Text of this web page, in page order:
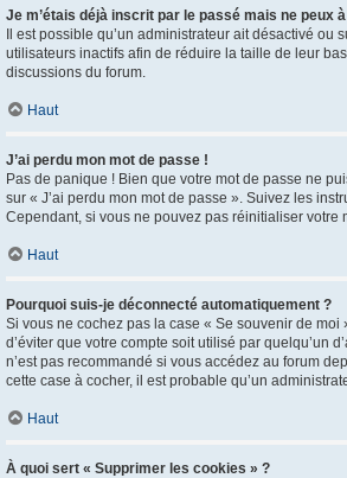
Je m’étais déjà inscrit par le passé mais ne peux
Il est possible qu’un administrateur ait désactivé
utilisateurs inactifs afin de réduire la taille de leur
discussions du forum.
Haut
J’ai perdu mon mot de passe !
Pas de panique ! Bien que votre mot de passe ne
sur « J’ai perdu mon mot de passe ». Suivez les
Cependant, si vous ne pouvez pas réinitialiser votre
Haut
Pourquoi suis-je déconnecté automatiquement ?
Si vous ne cochez pas la case « Se souvenir de
d’éviter que votre compte soit utilisé par quelqu’un
n’est pas recommandé si vous accédez au forum
cette case à cocher, il est probable qu’un
Haut
À quoi sert « Supprimer les cookies » ?